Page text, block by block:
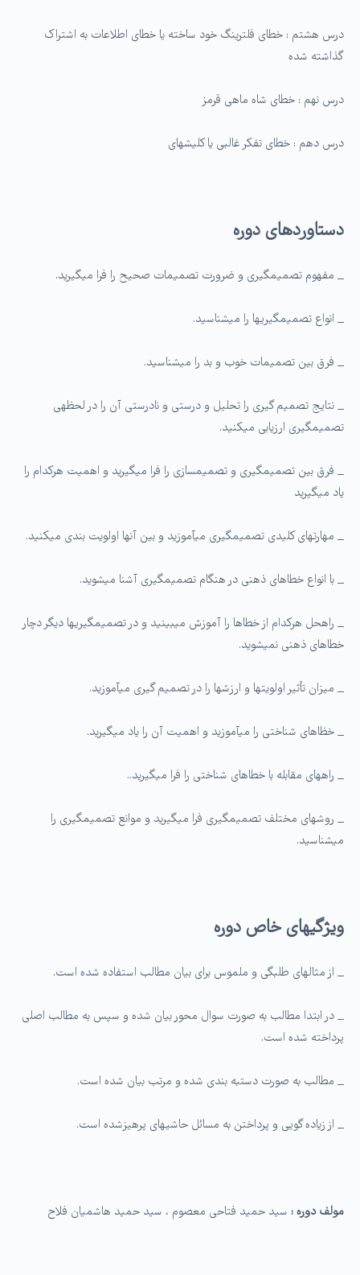
درس هشتم : خطای فلترینگ خود ساخته یا خطای اطلاعات به اشتراک
گذاشته شده
درس نهم : خطای شاه ماهی قرمز
درس دهم : خطای تفکر غالبی یا کلیشه­ای
دستاوردهای دوره
_ مفهوم تصمیم­گیری و ضرورت تصمیمات صحیح را فرا می­گیرید.
_ انواع تصمیم­گیری­ها را می­شناسید.
_ فرق بین تصمیمات خوب و بد را می­شناسید.
_ نتایج تصمیم گیری را تحلیل و درستی و نادرستی آن را در لحظه­ی
تصمیم­گیری ارزیابی ­می­کنید.
_ فرق بین تصمیم­گیری و تصمیم­سازی را فرا میگیرید و اهمیت هرکدام را
یاد می­گیرید
_ مهارت­های کلیدی تصمیم­گیری می­آموزید و بین آنها اولویت بندی می­کنید.
_ با انواع خطاهای ذهنی در هنگام تصمیم­گیری آشنا می­شوید.
_ راه­حل هرکدام از خطاها را آموزش می­بینید و در تصمیم­گیری­ها دیگر دچار
خطاهای ذهنی نمی­شوید.
_ میزان تأثیر اولویت­ها و ارزش­ها را در تصمیم گیری می­آموزید.
_ خظاهای شناختی را می­آموزید و اهمیت آن را یاد می­گیرید.
_ راه­های مقابله با خطاهای شناختی را فرا می­گیرید..
_ روش­های مختلف تصمیم­گیری فرا می­گیرید و موانع تصمیم­گیری را
میشناسید.
ویژگی­های خاص دوره
_ از مثال­های طلبگی و ملموس برای بیان مطالب استفاده شده است.
_ در ابتدا مطالب به صورت سوال محور بیان شده و سپس به مطالب اصلی
پرداخته شده است.
_ مطالب به صورت دستبه بندی شده و مرتب بیان شده است.
_ از زیاده گویی و پرداختن به مسائل حاشیه­ای پرهیزشده است.
مولف دوره : سید حمید فتاحی معصوم ، سید حمید هاشمیان فلاح